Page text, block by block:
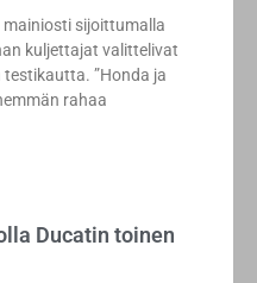
sijoittumalla
kuljettajat valittelivat
”Honda ja
rahaa
Ducatin toinen